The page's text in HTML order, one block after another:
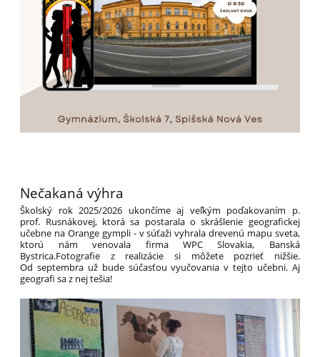
Nečakaná výhra
Školský rok 2025/2026 ukončíme aj veľkým poďakovaním p.
prof. Rusnákovej, ktorá sa postarala o skrášlenie geografickej
učebne na Orange gympli - v súťaži vyhrala drevenú mapu sveta,
ktorú nám venovala firma WPC Slovakia, Banská
Bystrica.Fotografie z realizácie si môžete pozrieť nižšie.
Od septembra už bude súčasťou vyučovania v tejto učebni. Aj
geografi sa z nej tešia!